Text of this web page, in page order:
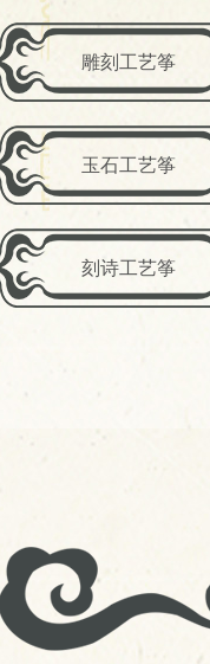
产品展示标题一
雕刻工艺筝
玉石工艺筝
刻诗工艺筝